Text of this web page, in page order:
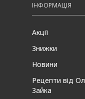
ІНФОРМАЦІЯ
Акції
Знижки
Новини
Рецепти від
Зайка